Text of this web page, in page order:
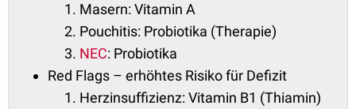
Masern: Vitamin A
Pouchitis: Probiotika (Therapie)
NEC: Probiotika
Red Flags – erhöhtes Risiko für Defizit
Herzinsuffizienz: Vitamin B1 (Thiamin)